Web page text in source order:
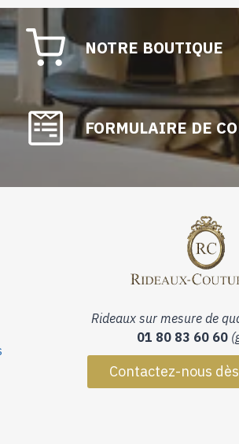
NOTRE BOUTIQUE
FORMULAIRE DE
Rideaux sur mesure de
01 80 83 60 60
Contactez-nous